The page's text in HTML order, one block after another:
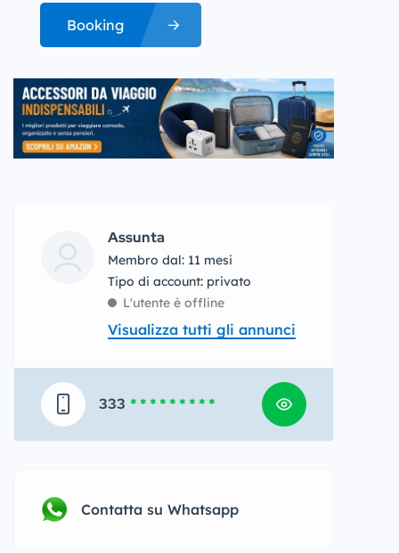
Booking
Assunta
Membro dal: 11 mesi
tipo di account: privato
L'utente è offline
Visualizza tutti gli annunci
333 * * * * * * * * *
Contatta su Whatsapp